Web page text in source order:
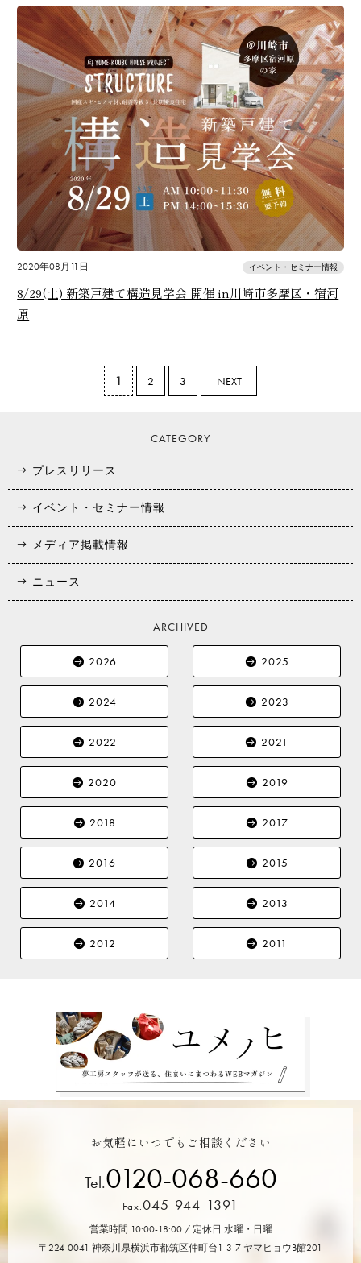
2020年08月11日 イベント・セミナー情報
8/29(土) 新築戸建て構造見学会 開催 in川崎市多摩区・宿河
原
1 2 3 NEXT
CATEGORY
プレスリリース
イベント・セミナー情報
メディア掲載情報
ニュース
ARCHIVED
2026 2025
2024 2023
2022 2021
2020 2019
2018 2017
2016 2015
2014 2013
2012 2011
お気軽にいつでもご相談ください
Tel.0120-068-660
Fax.045-944-1391
営業時間.10:00-18:00 / 定休日.水曜・日曜
〒224-0041 神奈川県横浜市都筑区仲町台1-3-7 ヤマヒョウB館201